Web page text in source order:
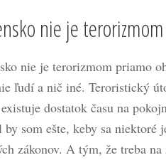
nie je
nie je terorizmom priamo
ľudí a nič iné. Teroristický
dostatok času na
by som ešte, keby sa niektoré
zákonov. A tým, že treba